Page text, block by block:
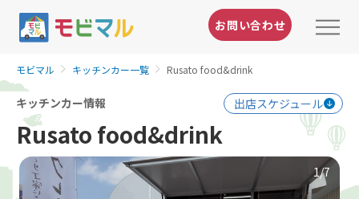
お問い合わせ
モビマル キッチンカー一覧 Rusato food&drink
キッチンカー情報 出店スケジュール
Rusato food&drink
1/7